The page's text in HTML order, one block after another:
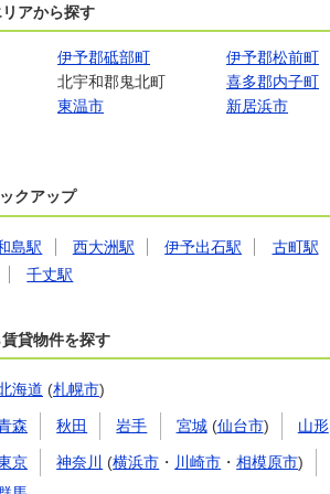
アから探す
伊予郡砥部町 伊予郡松前町
北宇和郡鬼北町 喜多郡内子町
東温市 新居浜市
クアップ
島駅 西大洲駅 伊予出石駅 古町駅
千丈駅
貸物件を探す
海道 (札幌市)
森 秋田 岩手 宮城(仙台市) 山形
京 神奈川 (横浜市 ・ 川崎市 ・相模原市)